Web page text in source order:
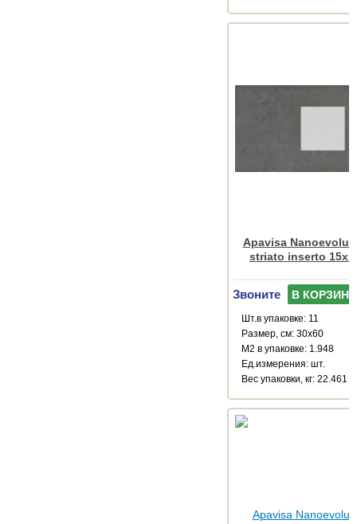
Apavisa
striato inserto
Звоните В КОРЗИНУ
Шт.в упаковке: 11
Размер, см: 30x60
М2 в упаковке: 1.948
Ед.измерения: шт.
Веc упаковки, кг: 22.461